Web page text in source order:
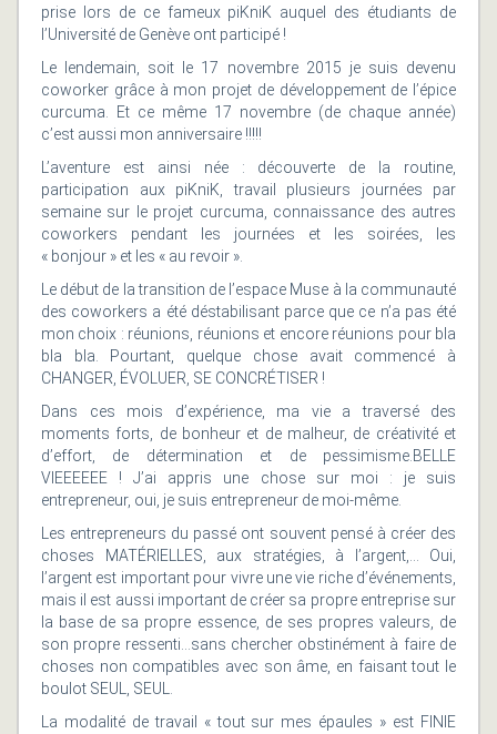
prise lors de ce fameux piKniK auquel des étudiants de
l’Université de Genève ont participé !
Le lendemain, soit le 17 novembre 2015 je suis devenu
coworker grâce à mon projet de développement de l’épice
curcuma. Et ce même 17 novembre (de chaque année)
c’est aussi mon anniversaire !!!!!
L’aventure est ainsi née : découverte de la routine,
participation aux piKniK, travail plusieurs journées par
semaine sur le projet curcuma, connaissance des autres
coworkers pendant les journées et les soirées, les
« bonjour » et les « au revoir ».
Le début de la transition de l’espace Muse à la communauté
des coworkers a été déstabilisant parce que ce n’a pas été
mon choix : réunions, réunions et encore réunions pour bla
bla bla. Pourtant, quelque chose avait commencé à
CHANGER, ÉVOLUER, SE CONCRÉTISER !
Dans ces mois d’expérience, ma vie a traversé des
moments forts, de bonheur et de malheur, de créativité et
d’effort, de détermination et de pessimisme.BELLE
VIEEEEEE ! J’ai appris une chose sur moi : je suis
entrepreneur, oui, je suis entrepreneur de moi-même.
Les entrepreneurs du passé ont souvent pensé à créer des
choses MATÉRIELLES, aux stratégies, à l’argent,… Oui,
l’argent est important pour vivre une vie riche d’événements,
mais il est aussi important de créer sa propre entreprise sur
la base de sa propre essence, de ses propres valeurs, de
son propre ressenti…sans chercher obstinément à faire de
choses non compatibles avec son âme, en faisant tout le
boulot SEUL, SEUL.
La modalité de travail « tout sur mes épaules » est FINIE